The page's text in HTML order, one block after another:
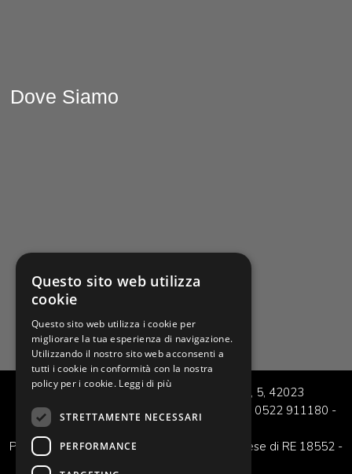
Dove Siamo
© 2018 - Ferr-Beca - Via Guido Rossa, 5, 42023
CADELBOSCO SOTTO (Reggio Emilia) -
Tel: 0522 911180 -
P.IVA 01366040358 - Iscrizione registro imprese di RE 18552 -
Questo sito web utilizza
cookie
Questo sito web utilizza i cookie per
migliorare la tua esperienza di navigazione.
Utilizzando il nostro sito web acconsenti a
tutti i cookie in conformità con la nostra
policy per i cookie. Leggi di più
STRETTAMENTE NECESSARI
PERFORMANCE